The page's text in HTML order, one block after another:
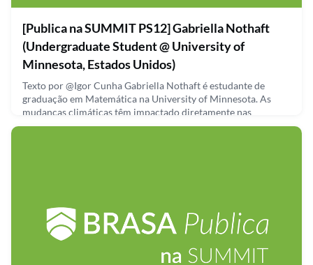
[Publica na SUMMIT PS12] Gabriella Nothaft
(Undergraduate Student @ University of
Minnesota, Estados Unidos)
Texto por @Igor Cunha Gabriella Nothaft é estudante de
graduação em Matemática na University of Minnesota. As
mudanças climáticas têm impactado diretamente nas
temperaturas dos oceanos, o que acarreta impactos negativos